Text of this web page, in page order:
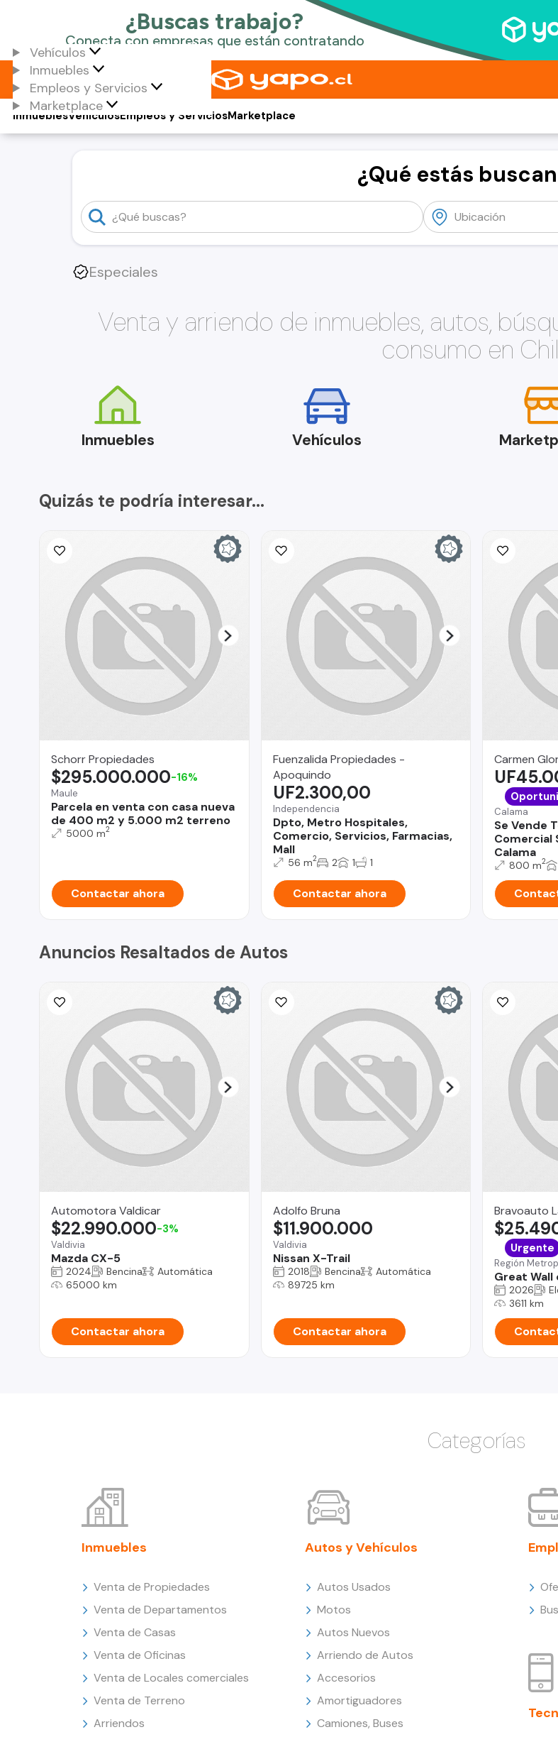
Vehículos
Inmuebles
Empleos y Servicios
Marketplace
Vehículos
Inmuebles Empleos y ServiciosMarketplace
¿Qué estás
Especiales
Venta y arriendo de inmuebles, autos,
consumo en
Inmuebles Vehículos
Quizás te podría interesar...
Schorr Propiedades
Maule
Parcela en venta con casa nueva
de 400 m2 y 5.000 m2 terreno
$295.000.000-16%
5000 m2
Contactar ahora
Fuenzalida Propiedades -
Apoquindo
Independencia
Dpto, Metro Hospitales,
Comercio, Servicios, Farmacias,
Mall
UF2.300,00
56 m2 2 1 1
Contactar ahora
Carmen
Calama
Se Vende
Comercial
Calama
800 m2
Anuncios Resaltados de Autos
Automotora Valdicar
Valdivia
Mazda CX-5
$22.990.000-3%
2024 Bencina
Automática
65000 km
Contactar ahora
Adolfo Bruna
Valdivia
Nissan X-Trail
$11.900.000
2018 Bencina
Automática
89725 km
Contactar ahora
Bravoauto
Región
Great Wall
Urgente
2026
3611 km
Categorías
Inmuebles
Venta de Propiedades
Venta de Departamentos
Venta de Casas
Venta de Oficinas
Venta de Locales comerciales
Venta de Terreno
Arriendos
Autos y Vehículos
Autos Usados
Motos
Autos Nuevos
Arriendo de Autos
Accesorios
Amortiguadores
Camiones, Buses